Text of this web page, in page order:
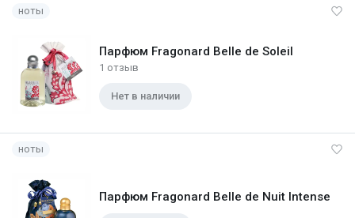
ноты
Парфюм Fragonard Belle de Soleil
1 отзыв
Нет в наличии
ноты
Парфюм Fragonard Belle de Nuit Intense